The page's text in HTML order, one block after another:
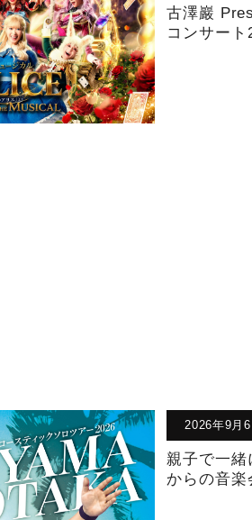
古澤巖
コンサート
2026年9月6
親子で一緒
からの音